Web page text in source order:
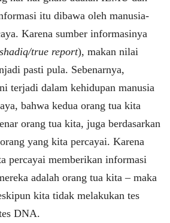
itu dibawa oleh manusia-
Karena sumber informasinya
true report), makan nilai
pasti pula. Sebenarnya,
terjadi dalam kehidupan manusia
bahwa kedua orang tua kita
orang tua kita, juga berdasarkan
yang kita percayai. Karena
percayai memberikan informasi
adalah orang tua kita – maka
kita tidak melakukan tes
DNA.